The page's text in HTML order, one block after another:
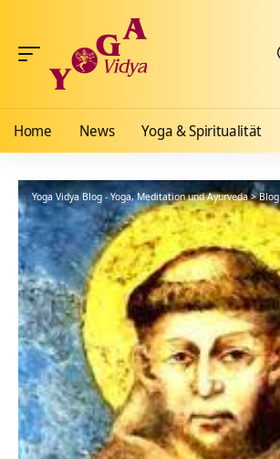
Home News Yoga & Spiritualität
Yoga Vidya Blog - Yoga, Meditation und Ayurveda>Blog